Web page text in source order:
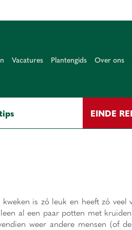
Vacatures Plantengids Over ons
EINDE
is zó leuk en heeft zó veel
al een paar potten met
weer andere mensen (of